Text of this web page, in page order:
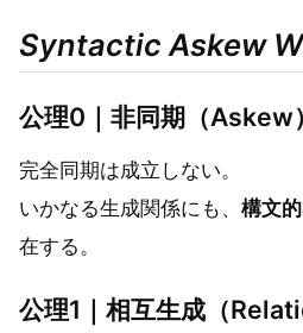
Syntactic Askew
公理0｜非同期（Askew）
完全同期は成立しない。
いかなる生成関係にも、 構文
在する。
公理1｜相互生成（